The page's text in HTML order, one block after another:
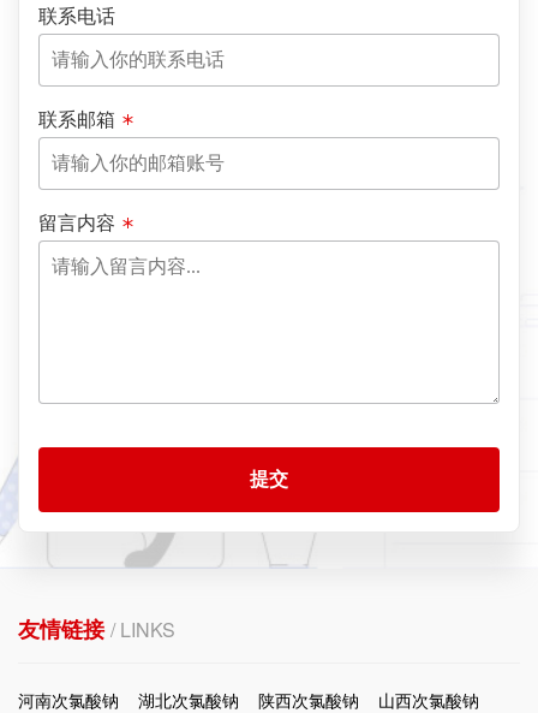
联系电话
联系邮箱
留言内容
提交
友情链接/ LINKS
河南次氯酸钠 湖北次氯酸钠 陕西次氯酸钠
山西次氯酸钠